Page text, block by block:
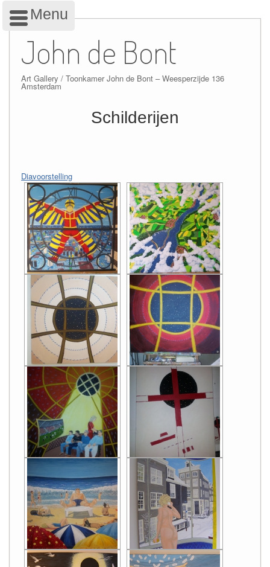
Skip
content
John de Bont
Art Gallery / Toonkamer John de Bont – Weesperzijde 136
Amsterdam
Schilderijen
Diavoorstelling
Menu